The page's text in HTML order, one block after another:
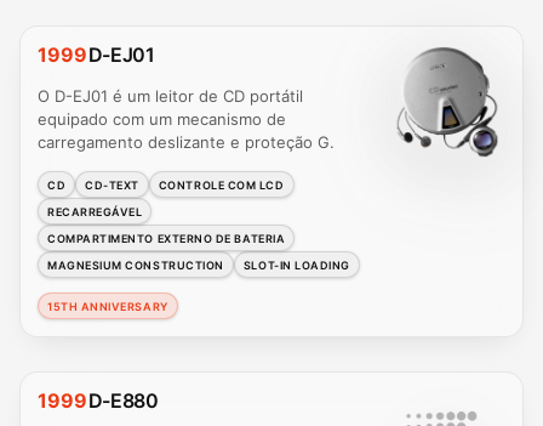
1999D-EJ01
O D-EJ01 é um leitor de CD portátil
equipado com um mecanismo de
carregamento deslizante e proteção G.
CD CD-TEXT
CONTROLE COM LCD
RECARREGÁVEL
COMPARTIMENTO EXTERNO DE BATERIA
MAGNESIUM CONSTRUCTION
SLOT-IN LOADING
15TH ANNIVERSARY
1999D-E880